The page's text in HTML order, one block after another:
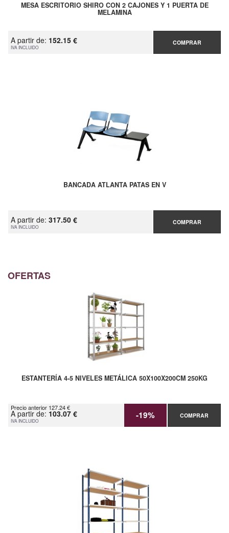
MESA ESCRITORIO SHIRO CON 2 CAJONES Y 1 PUERTA DE
MELAMINA
A partir de: 152.15 €
IVA INCLUIDO
COMPRAR
BANCADA ATLANTA PATAS EN V
A partir de: 317.50 €
IVA INCLUIDO
COMPRAR
OFERTAS
ESTANTERÍA 4-5 NIVELES METÁLICA 50X100X200CM 250KG
Precio anterior 127.24 €
A partir de: 103.07 €
IVA INCLUIDO -19% COMPRAR